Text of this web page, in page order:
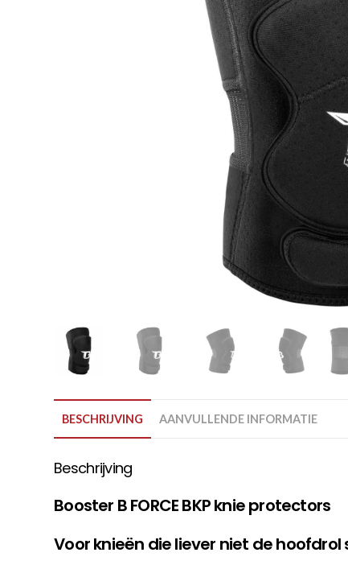
Voor
Bokszak
Stoot-
BESCHRIJVING AANVULLENDE INFORMATIE
Beschrijving
Booster B FORCE BKP knie protectors
Voor knieën die liever niet de hoofdrol